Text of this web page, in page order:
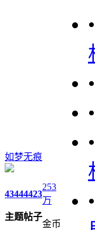
如梦无痕
4344
主题
4423
帖子
253
万
金币
•
•
•
•
•